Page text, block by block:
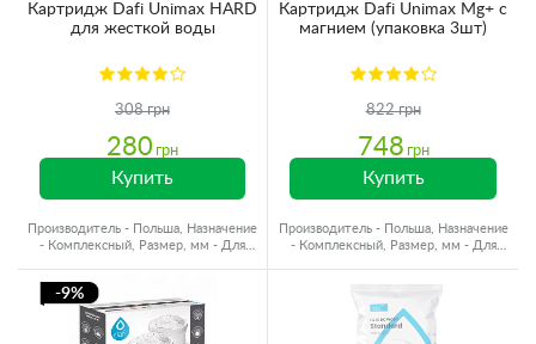
Картридж Dafi Unimax HARD
для жесткой воды
308 грн
280 грн
Купить
Производитель - Польша, Назначение
- Комплексный, Размер, мм - Для
Картридж Dafi Unimax Mg+ с
магнием (упаковка 3шт)
822 грн
748 грн
Купить
Производитель - Польша, Назначение
- Комплексный, Размер, мм - Для
-9%